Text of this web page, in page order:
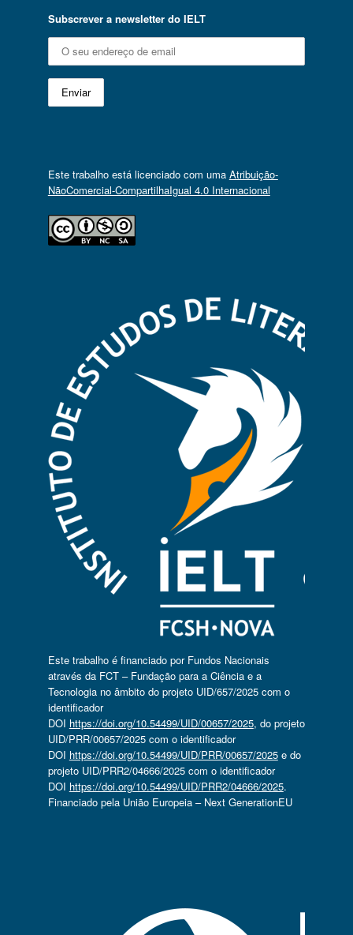
Subscrever a newsletter do IELT
Este trabalho está licenciado com uma Atribuição-
NãoComercial-CompartilhaIgual 4.0 Internacional
Este trabalho é financiado por Fundos Nacionais
através da FCT – Fundação para a Ciência e a
Tecnologia no âmbito do projeto UID/657/2025 com o
identificador
DOI https://doi.org/10.54499/UID/00657/2025, do projeto
UID/PRR/00657/2025 com o identificador
DOI https://doi.org/10.54499/UID/PRR/00657/2025e do
projeto UID/PRR2/04666/2025 com o identificador
DOI https://doi.org/10.54499/UID/PRR2/04666/2025.
Financiado pela União Europeia – Next GenerationEU